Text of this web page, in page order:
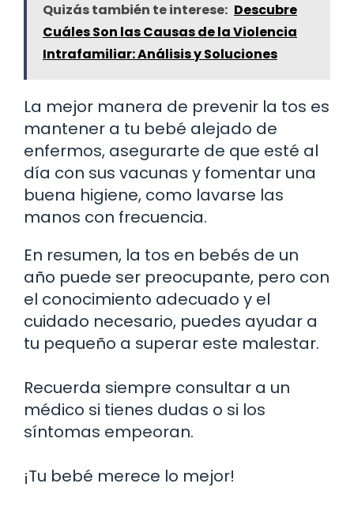
Quizás también te interese: Descubre
Cuáles Son las Causas de la Violencia
Intrafamiliar: Análisis y Soluciones
La mejor manera de prevenir la tos es
mantener a tu bebé alejado de
enfermos, asegurarte de que esté al
día con sus vacunas y fomentar una
buena higiene, como lavarse las
manos con frecuencia.
En resumen, la tos en bebés de un
año puede ser preocupante, pero con
el conocimiento adecuado y el
cuidado necesario, puedes ayudar a
tu pequeño a superar este malestar.
Recuerda siempre consultar a un
médico si tienes dudas o si los
síntomas empeoran.
¡Tu bebé merece lo mejor!